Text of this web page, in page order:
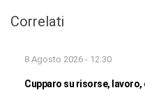
Correlati
8 Agosto 2026 - 12:30
Cupparo su risorse, lavoro,